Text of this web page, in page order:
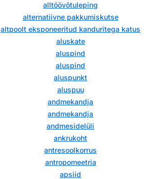
alltöövõtuleping
alternatiivne pakkumiskutse
altpoolt eksponeeritud kanduritega katus
aluskate
aluspind
aluspind
aluspunkt
aluspuu
andmekandja
andmekandja
andmesidelüli
ankrukoht
antresoolkorrus
antropomeetria
apsiid